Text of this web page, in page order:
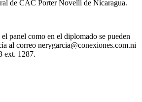
de CAC Porter Novelli de Nicaragua.
panel como en el diplomado se pueden
al correo nerygarcia@conexiones.com.ni
ext. 1287.